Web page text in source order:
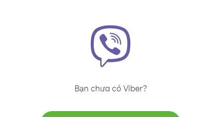
Bạn chưa có Viber?